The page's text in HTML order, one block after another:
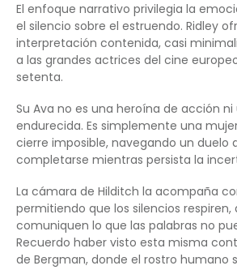
El enfoque narrativo privilegia la
el silencio sobre el estruendo. Ridley
interpretación contenida, casi
a las grandes actrices del cine
setenta.
Su Ava no es una heroína de acción
endurecida. Es simplemente una
cierre imposible, navegando un duelo
completarse mientras persista la
La cámara de Hilditch la acompaña
permitiendo que los silencios respiren,
comuniquen lo que las palabras no
Recuerdo haber visto esta misma
de Bergman, donde el rostro humano